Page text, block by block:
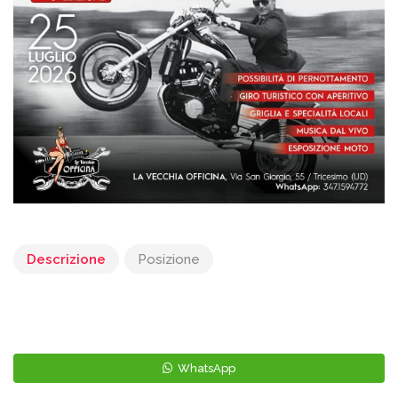
Descrizione Posizione
WhatsApp